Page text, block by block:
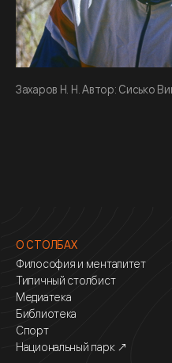
Захаров Н. Н. Автор: Сисько
О СТОЛБАХ
Философия и менталитет
Типичный столбист
Медиатека
Библиотека
Спорт
Национальный парк ↗